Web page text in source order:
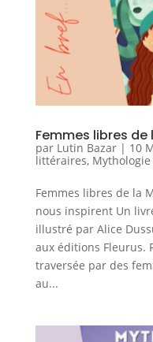
Femmes libres
par Lutin Bazar| 10
littéraires,
Femmes libres de la
nous inspirent Un
illustré par Alice
aux éditions Fleurus.
traversée par des
au...